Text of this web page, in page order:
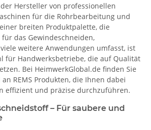
Hersteller von professionellen
für die Rohrbearbeitung und
breiten Produktpalette, die
das Gewindeschneiden,
weitere Anwendungen umfasst, ist
für Handwerksbetriebe, die auf Qualität
Bei HeimwerkGlobal.de finden Sie
REMS Produkten, die Ihnen dabei
effizient und präzise durchzuführen.
– Für saubere und